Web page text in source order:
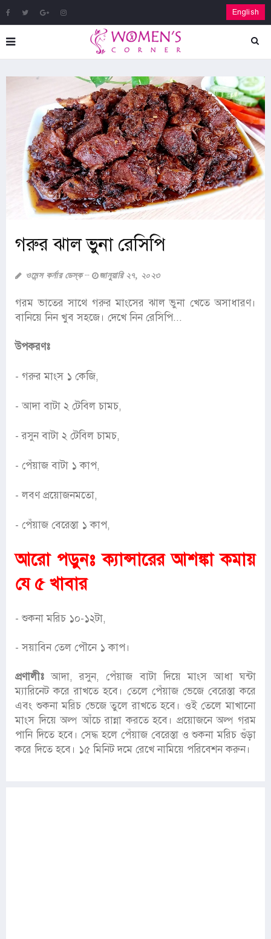
English
গরুর ঝাল ভুনা রেসিপি
ওমেন্স কর্নার ডেস্ক জানুয়ারি ২৭, ২০২৩
গরম ভাতের সাথে গরুর মাংসের ঝাল ভুনা খেতে অসাধারণ।
বানিয়ে নিন খুব সহজে। দেখে নিন রেসিপি...
উপকরণঃ
- গরুর মাংস ১ কেজি,
- আদা বাটা ২ টেবিল চামচ,
- রসুন বাটা ২ টেবিল চামচ,
- পেঁয়াজ বাটা ১ কাপ,
- লবণ প্রয়োজনমতো,
- পেঁয়াজ বেরেস্তা ১ কাপ,
আরো পড়ুনঃক্যান্সারের আশঙ্কা কমায়
যে ৫ খাবার
- শুকনা মরিচ ১০-১২টা,
- সয়াবিন তেল পৌনে ১ কাপ।
প্রণালীঃ আদা, রসুন, পেঁয়াজ বাটা দিয়ে মাংস আধা ঘন্টা
ম্যারিনেট করে রাখতে হবে। তেলে পেঁয়াজ ভেজে বেরেস্তা করে
এবং শুকনা মরিচ ভেজে তুলে রাখতে হবে। ওই তেলে মাখানো
মাংস দিয়ে অল্প আঁচে রান্না করতে হবে। প্রয়োজনে অল্প গরম
পানি দিতে হবে। সেদ্ধ হলে পেঁয়াজ বেরেস্তা ও শুকনা মরিচ গুঁড়া
করে দিতে হবে। ১৫ মিনিট দমে রেখে নামিয়ে পরিবেশন করুন।